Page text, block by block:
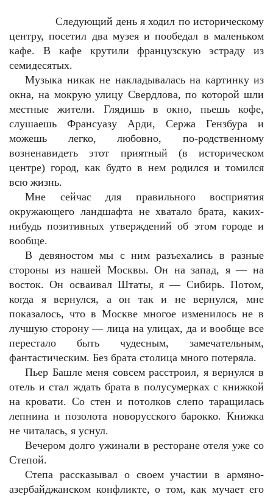
Следующий день я ходил по историческому
центру, посетил два музея и пообедал в маленьком
кафе. В кафе крутили французскую эстраду из
семидесятых.
Музыка никак не накладывалась на картинку из
окна, на мокрую улицу Свердлова, по которой шли
местные жители. Глядишь в окно, пьешь кофе,
слушаешь Франсуазу Арди, Сержа Гензбура и
можешь легко, любовно, по-родственному
возненавидеть этот приятный (в историческом
центре) город, как будто в нем родился и томился
всю жизнь.
Мне сейчас для правильного восприятия
окружающего ландшафта не хватало брата, каких-
нибудь позитивных утверждений об этом городе и
вообще.
В девяностом мы с ним разъехались в разные
стороны из нашей Москвы. Он на запад, я — на
восток. Он осваивал Штаты, я — Сибирь. Потом,
когда я вернулся, а он так и не вернулся, мне
показалось, что в Москве многое изменилось не в
лучшую сторону — лица на улицах, да и вообще все
перестало быть чудесным, замечательным,
фантастическим. Без брата столица много потеряла.
Пьер Башле меня совсем расстроил, я вернулся в
отель и стал ждать брата в полусумерках с книжкой
на кровати. Со стен и потолков слепо таращилась
лепнина и позолота новорусского барокко. Книжка
не читалась, я уснул.
Вечером долго ужинали в ресторане отеля уже со
Степой.
Степа рассказывал о своем участии в армяно-
азербайджанском конфликте, о том, как мучает его